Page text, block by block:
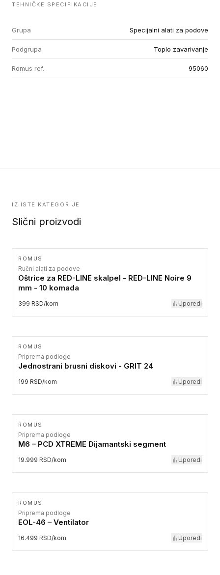
TEHNIČKE SPECIFIKACIJE
Grupa Specijalni alati za podove
Podgrupa Toplo zavarivanje
Romus ref. 95060
IZ ISTE KATEGORIJE
Slični proizvodi
ROMUS
Ručni alati za podove
Oštrice za RED-LINE skalpel - RED-LINE Noire 9
mm - 10 komada
399 RSD/kom Uporedi
ROMUS
Priprema podloge
Jednostrani brusni diskovi - GRIT 24
199 RSD/kom Uporedi
ROMUS
Priprema podloge
M6 – PCD XTREME Dijamantski segment
19.999 RSD/kom Uporedi
ROMUS
Priprema podloge
EOL-46 – Ventilator
16.499 RSD/kom Uporedi